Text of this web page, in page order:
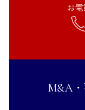
お
M&A